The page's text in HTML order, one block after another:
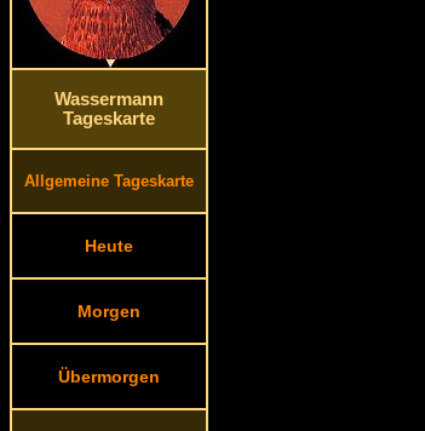
Wassermann
Tageskarte
Allgemeine Tageskarte
Heute
Morgen
Übermorgen